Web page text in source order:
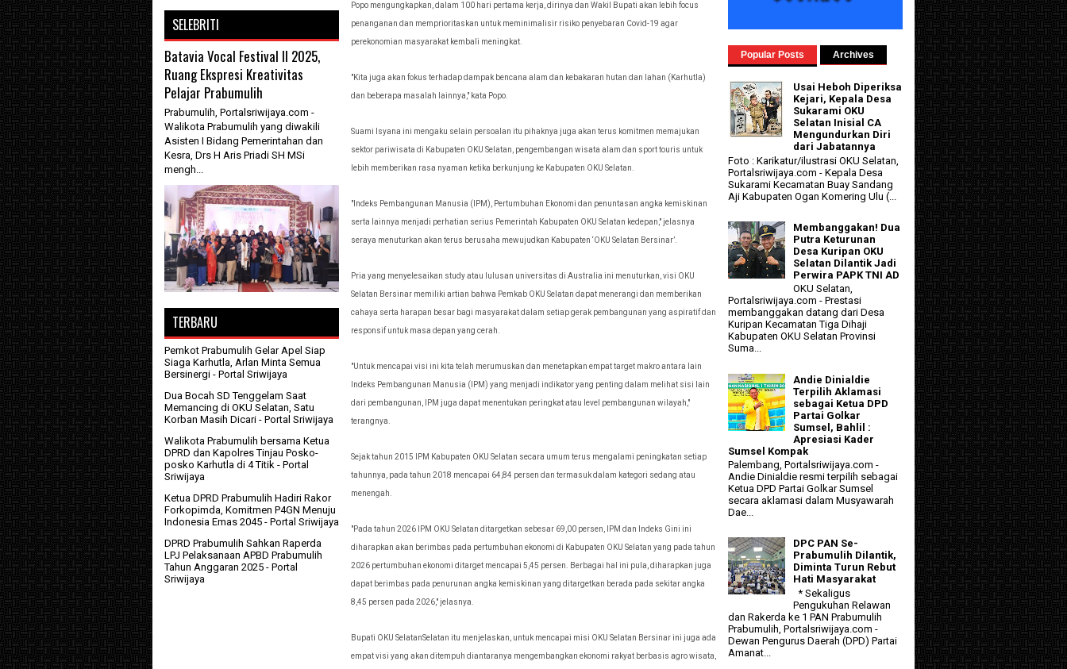
Popo mengungkapkan, dalam 100 hari pertama kerja, dirinya dan Wakil Bupati akan lebih focus
penanganan dan memprioritaskan untuk meminimalisir risiko penyebaran Covid-19 agar
perekonomian masyarakat kembali meningkat.
"Kita juga akan fokus terhadap dampak bencana alam dan kebakaran hutan dan lahan (Karhutla)
dan beberapa masalah lainnya," kata Popo.
Suami Isyana ini mengaku selain persoalan itu pihaknya juga akan terus komitmen memajukan
sektor pariwisata di Kabupaten OKU Selatan, pengembangan wisata alam dan sport touris untuk
lebih memberikan rasa nyaman ketika berkunjung ke Kabupaten OKU Selatan.
"Indeks Pembangunan Manusia (IPM), Pertumbuhan Ekonomi dan penuntasan angka kemiskinan
serta lainnya menjadi perhatian serius Pemerintah Kabupaten OKU Selatan kedepan," jelasnya
seraya menuturkan akan terus berusaha mewujudkan Kabupaten ‘OKU Selatan Bersinar’.
Pria yang menyelesaikan study atau lulusan universitas di Australia ini menuturkan, visi OKU
Selatan Bersinar memiliki artian bahwa Pemkab OKU Selatan dapat menerangi dan memberikan
cahaya serta harapan besar bagi masyarakat dalam setiap gerak pembangunan yang aspiratif dan
responsif untuk masa depan yang cerah.
"Untuk mencapai visi ini kita telah merumuskan dan menetapkan empat target makro antara lain
Indeks Pembangunan Manusia (IPM) yang menjadi indikator yang penting dalam melihat sisi lain
dari pembangunan, IPM juga dapat menentukan peringkat atau level pembangunan wilayah,"
terangnya.
Sejak tahun 2015 IPM Kabupaten OKU Selatan secara umum terus mengalami peningkatan setiap
tahunnya, pada tahun 2018 mencapai 64,84 persen dan termasuk dalam kategori sedang atau
menengah.
"Pada tahun 2026 IPM OKU Selatan ditargetkan sebesar 69,00 persen, IPM dan Indeks Gini ini
diharapkan akan berimbas pada pertumbuhan ekonomi di Kabupaten OKU Selatan yang pada tahun
2026 pertumbuhan ekonomi ditarget mencapai 5,45 persen. Berbagai hal ini pula, diharapkan juga
dapat berimbas pada penurunan angka kemiskinan yang ditargetkan berada pada sekitar angka
8,45 persen pada 2026," jelasnya.
Bupati OKU SelatanSelatan itu menjelaskan, untuk mencapai misi OKU Selatan Bersinar ini juga ada
empat visi yang akan ditempuh diantaranya mengembangkan ekonomi rakyat berbasis agro wisata,
SELEBRITI
Batavia Vocal Festival II 2025,
Ruang Ekspresi Kreativitas
Pelajar Prabumulih
Prabumulih, Portalsriwijaya.com -
Walikota Prabumulih yang diwakili
Asisten I Bidang Pemerintahan dan
Kesra, Drs H Aris Priadi SH MSi
mengh...
TERBARU
Pemkot Prabumulih Gelar Apel Siap
Siaga Karhutla, Arlan Minta Semua
Bersinergi - Portal Sriwijaya
Dua Bocah SD Tenggelam Saat
Memancing di OKU Selatan, Satu
Korban Masih Dicari - Portal Sriwijaya
Walikota Prabumulih bersama Ketua
DPRD dan Kapolres Tinjau Posko-
posko Karhutla di 4 Titik - Portal
Sriwijaya
Ketua DPRD Prabumulih Hadiri Rakor
Forkopimda, Komitmen P4GN Menuju
Indonesia Emas 2045 - Portal Sriwijaya
DPRD Prabumulih Sahkan Raperda
LPJ Pelaksanaan APBD Prabumulih
Tahun Anggaran 2025 - Portal
Sriwijaya
Popular Posts Archives
Usai Heboh Diperiksa
Kejari, Kepala Desa
Sukarami OKU
Selatan Inisial CA
Mengundurkan Diri
dari Jabatannya
Foto : Karikatur/ilustrasi OKU Selatan,
Portalsriwijaya.com - Kepala Desa
Sukarami Kecamatan Buay Sandang
Aji Kabupaten Ogan Komering Ulu (...
Membanggakan! Dua
Putra Keturunan
Desa Kuripan OKU
Selatan Dilantik Jadi
Perwira PAPK TNI AD
OKU Selatan,
Portalsriwijaya.com - Prestasi
membanggakan datang dari Desa
Kuripan Kecamatan Tiga Dihaji
Kabupaten OKU Selatan Provinsi
Suma...
Andie Dinialdie
Terpilih Aklamasi
sebagai Ketua DPD
Partai Golkar
Sumsel, Bahlil :
Apresiasi Kader
Sumsel Kompak
Palembang, Portalsriwijaya.com -
Andie Dinialdie resmi terpilih sebagai
Ketua DPD Partai Golkar Sumsel
secara aklamasi dalam Musyawarah
Dae...
DPC PAN Se-
Prabumulih Dilantik,
Diminta Turun Rebut
Hati Masyarakat
* Sekaligus
Pengukuhan Relawan
dan Rakerda ke 1 PAN Prabumulih
Prabumulih, Portalsriwijaya.com -
Dewan Pengurus Daerah (DPD) Partai
Amanat...